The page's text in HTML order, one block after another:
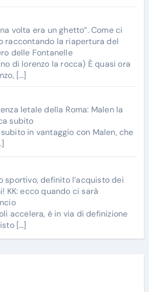
volta era un ghetto”. Come ci
raccontando la riapertura del
delle Fontanelle
di lorenzo la rocca) È quasi ora
[…]
letale della Roma: Malen la
subito
subito in vantaggio con Malen, che
sportivo, definito l’acquisto dei
KK: ecco quando ci sarà
accelera, è in via di definizione
[…]